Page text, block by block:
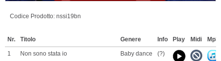
Codice Prodotto: nssi19bn
Nr. Titolo Genere Info Play Midi Mp3
1 Non sono stata io Baby dance (?)